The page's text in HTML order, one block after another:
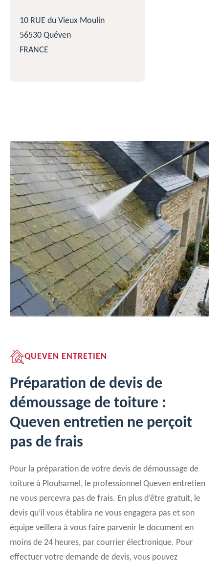
10 RUE du Vieux Moulin
56530 Quéven
FRANCE
QUEVEN ENTRETIEN
Préparation de devis de
démoussage de toiture :
Queven entretien ne perçoit
pas de frais
Pour la préparation de votre devis de démoussage de
toiture à Plouharnel, le professionnel Queven entretien
ne vous percevra pas de frais. En plus d’être gratuit, le
devis qu’il vous établira ne vous engagera pas et son
équipe veillera à vous faire parvenir le document en
moins de 24 heures, par courrier électronique. Pour
effectuer votre demande de devis, vous pouvez